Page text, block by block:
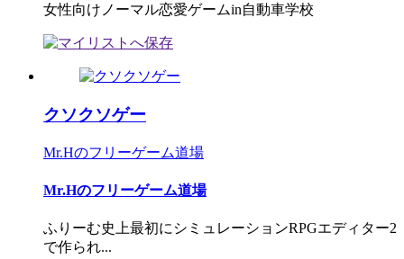
女性向けノーマル恋愛ゲームin自動車学校
クソクソゲー
Mr.Hのフリーゲーム道場
Mr.Hのフリーゲーム道場
ふりーむ史上最初にシミュレーションRPGエディター2
で作られ...